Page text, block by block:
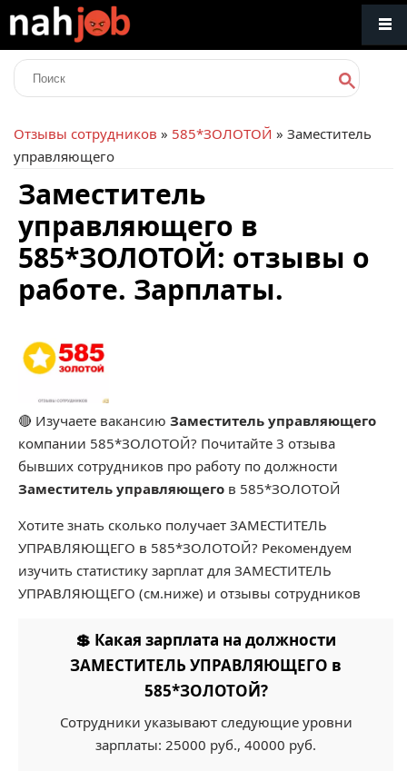
Отзывы сотрудников » 585*ЗОЛОТОЙ » Заместитель
управляющего
Заместитель
управляющего в
585*ЗОЛОТОЙ: отзывы о
работе. Зарплаты.
🔴 Изучаете вакансию Заместитель управляющего
компании 585*ЗОЛОТОЙ? Почитайте 3 отзыва
бывших сотрудников про работу по должности
Заместитель управляющего в 585*ЗОЛОТОЙ
Хотите знать сколько получает ЗАМЕСТИТЕЛЬ
УПРАВЛЯЮЩЕГО в 585*ЗОЛОТОЙ? Рекомендуем
изучить статистику зарплат для ЗАМЕСТИТЕЛЬ
УПРАВЛЯЮЩЕГО (см.ниже) и отзывы сотрудников
💲 Какая зарплата на должности
ЗАМЕСТИТЕЛЬ УПРАВЛЯЮЩЕГО в
585*ЗОЛОТОЙ?
Сотрудники указывают следующие уровни
зарплаты: 25000 руб., 40000 руб.